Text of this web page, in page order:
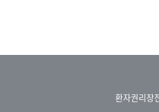
환자권리장